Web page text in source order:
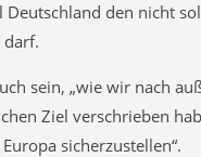
Deutschland den nicht
darf.
sein, „wie wir nach
Ziel verschrieben
sicherzustellen“.